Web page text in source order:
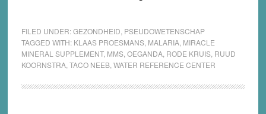
FILED UNDER:GEZONDHEID PSEUDOWETENSCHAP
TAGGED WITH: KLAAS PROESMANS, MALARIA, MIRACLE
MINERAL SUPPLEMENT, MMS, OEGANDA, RODE KRUIS, RUUD
KOORNSTRA, TACO NEEB, WATER REFERENCE CENTER